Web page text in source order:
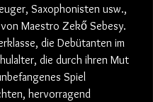
Saxophonisten usw.,
Maestro Zekő Sebesy.
die Debütanten im
die durch ihren Mut
Spiel
hervorragend